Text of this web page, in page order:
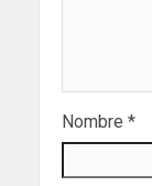
Nombre *